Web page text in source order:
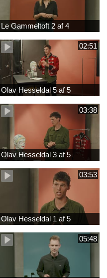
Le Gammeltoft 2 af 4
02:51
Olav Hesseldal 5 af 5
03:38
Olav Hesseldal 3 af 5
03:53
Olav Hesseldal 1 af 5
05:48